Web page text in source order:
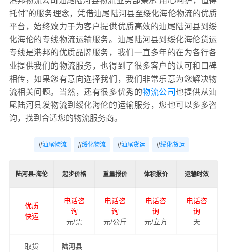
托付”的服务理念，凭借汕尾陆河县至绥化海伦物流的优质
平台，始终致力于为客户提供优质高效的汕尾陆河县到绥
化海伦的专线物流运输服务。汕尾陆河县到绥化海伦货运
专线是港邦的优质品牌服务，我们一直多年的在为各行各
业提供我们的物流服务，也得到了很多客户的认可和口碑
相传，如果您有意向选择我们，我们非常乐意为您解决物
流相关问题。当然，还有很多优秀的物流公司也提供从汕
尾陆河县发物流到绥化海伦的运输服务，您也可以多多咨
询，找到合适您的物流服务商。
#汕尾物流 #绥化物流 #汕尾货运 #绥化货运
陆河县-海伦 起步价格 重量报价 体积报价 运输时效
优质
快运
电话咨
询
元/票
电话咨
询
元/公斤
电话咨
询
元/立方
电话咨
询
天
取货
陆河县